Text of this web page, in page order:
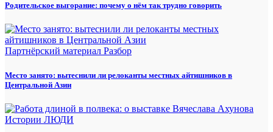
Родительское выгорание: почему о нём так трудно говорить
Партнёрский материал Разбор
Место занято: вытеснили ли релоканты местных айтишников в
Центральной Азии
Истории ЛЮДИ